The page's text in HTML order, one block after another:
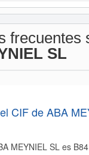
frecuentes
SL
CIF de ABA
MEYNIEL SL es